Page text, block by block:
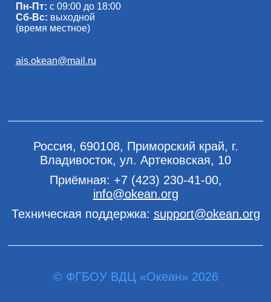
Пн-Пт: с 09:00 до 18:00
Сб-Вс: выходной
(время местное)
ais.okean@mail.ru
Россия, 690108, Приморский край, г.
Владивосток, ул. Артековская, 10
Приёмная: +7 (423) 230-41-00,
info@okean.org
Техническая поддержка: support@okean.org
© ФГБОУ ВДЦ «Океан» 2026